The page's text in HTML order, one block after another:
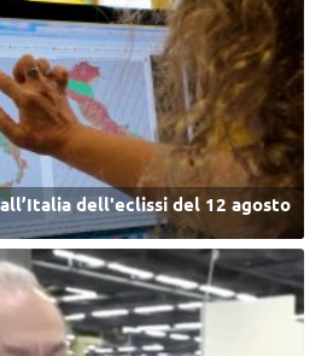
dell'eclissi del 12 agosto